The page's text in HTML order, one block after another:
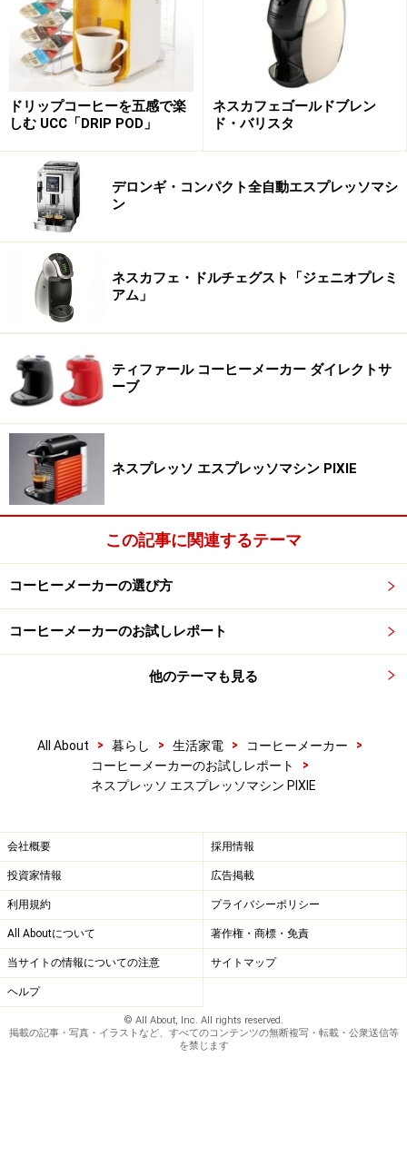
ドリップコーヒーを五感で楽
しむ UCC「DRIP POD」
ネスカフェゴールドブレン
ド・バリスタ
デロンギ・コンパクト全自動エスプレッソマシ
ン
ネスカフェ・ドルチェグスト「ジェニオプレミ
アム」
ティファール コーヒーメーカー ダイレクトサ
ーブ
ネスプレッソ エスプレッソマシン PIXIE
この記事に関連するテーマ
コーヒーメーカーの選び方
コーヒーメーカーのお試しレポート
他のテーマも見る
All About > 暮らし > 生活家電 > コーヒーメーカー
>
コーヒーメーカーのお試しレポート
>
ネスプレッソ エスプレッソマシン PIXIE
会社概要 採用情報
投資家情報 広告掲載
利用規約 プライバシーポリシー
All Aboutについて 著作権・商標・免責
当サイトの情報についての注意 サイトマップ
ヘルプ
© All About, Inc. All rights reserved.
掲載の記事・写真・イラストなど、すべてのコンテンツの無断複写・転載・公衆送信等
を禁じます